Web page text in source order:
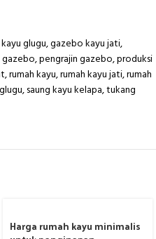
glugu,gazebo kayu jati,
gazebo,pengrajin gazebo,produksi
,rumah kayu,rumah kayu jati,rumah
,saung kayu kelapa,tukang
Harga rumah kayu minimalis